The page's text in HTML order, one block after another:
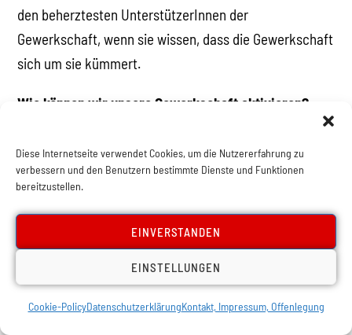
Diese Internetseite verwendet Cookies, um die Nutzererfahrung zu
verbessern und den Benutzern bestimmte Dienste und Funktionen
bereitzustellen.
EINVERSTANDEN
EINSTELLUNGEN
Cookie-PolicyDatenschutzerklärungKontakt, Impressum, Offenlegung
den beherztesten UnterstützerInnen der
Gewerkschaft, wenn sie wissen, dass die Gewerkschaft
sich um sie kümmert.
Wie können wir unsere Gewerkschaft aktivieren?
werden viele fragen. „Viele unserer Mitglieder kommen
nicht einmal zu den Gewerkschaftstreffen. Eure Ideen
sind ja schön und gut, aber unsere Mitglieder würden
da nicht mitmachen.“
Gewerkschaftsdemokratie. Je demokratischer eine